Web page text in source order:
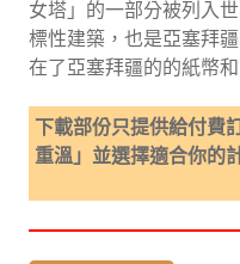
女塔」的一部分被列入
標性建築，也是亞塞拜
在了亞塞拜疆的的紙幣
下載部份只提供給付費
重溫」並選擇適合你的